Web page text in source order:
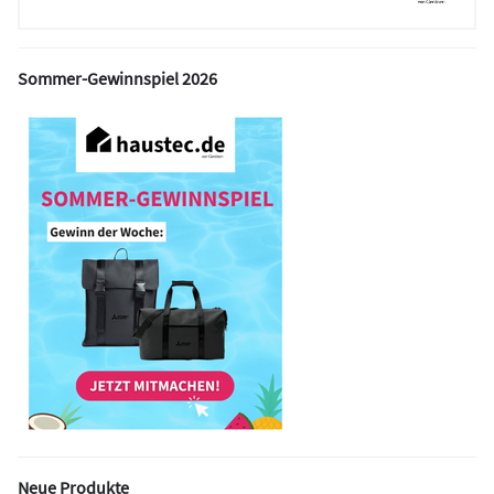
Sommer-Gewinnspiel 2026
Neue Produkte